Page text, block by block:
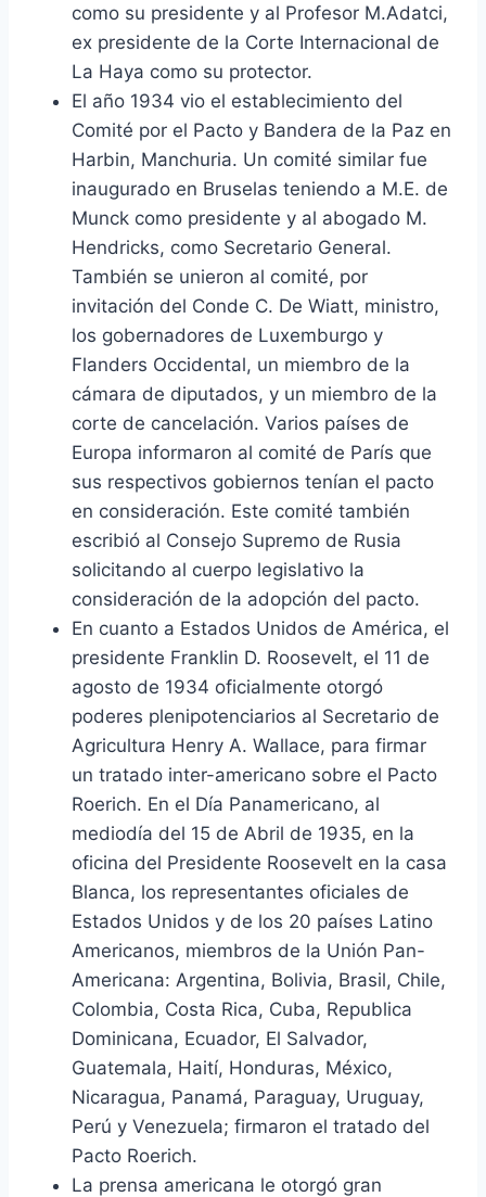
como su presidente y al Profesor M.Adatci,
ex presidente de la Corte Internacional de
La Haya como su protector.
El año 1934 vio el establecimiento del
Comité por el Pacto y Bandera de la Paz en
Harbin, Manchuria. Un comité similar fue
inaugurado en Bruselas teniendo a M.E. de
Munck como presidente y al abogado M.
Hendricks, como Secretario General.
También se unieron al comité, por
invitación del Conde C. De Wiatt, ministro,
los gobernadores de Luxemburgo y
Flanders Occidental, un miembro de la
cámara de diputados, y un miembro de la
corte de cancelación. Varios países de
Europa informaron al comité de París que
sus respectivos gobiernos tenían el pacto
en consideración. Este comité también
escribió al Consejo Supremo de Rusia
solicitando al cuerpo legislativo la
consideración de la adopción del pacto.
En cuanto a Estados Unidos de América, el
presidente Franklin D. Roosevelt, el 11 de
agosto de 1934 oficialmente otorgó
poderes plenipotenciarios al Secretario de
Agricultura Henry A. Wallace, para firmar
un tratado inter-americano sobre el Pacto
Roerich. En el Día Panamericano, al
mediodía del 15 de Abril de 1935, en la
oficina del Presidente Roosevelt en la casa
Blanca, los representantes oficiales de
Estados Unidos y de los 20 países Latino
Americanos, miembros de la Unión Pan-
Americana: Argentina, Bolivia, Brasil, Chile,
Colombia, Costa Rica, Cuba, Republica
Dominicana, Ecuador, El Salvador,
Guatemala, Haití, Honduras, México,
Nicaragua, Panamá, Paraguay, Uruguay,
Perú y Venezuela; firmaron el tratado del
Pacto Roerich.
La prensa americana le otorgó gran